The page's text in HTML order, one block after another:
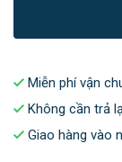
Miễn phí vận
Không cần trả
Giao hàng vào